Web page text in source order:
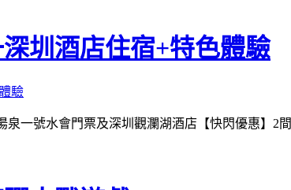
圳酒店住宿+特色體驗
泉一號水會門票及深圳觀瀾湖酒店【快閃優惠】2